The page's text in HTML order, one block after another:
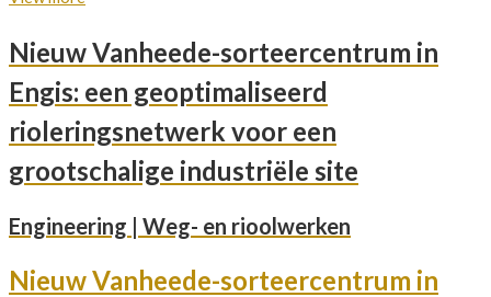
Nieuw Vanheede-sorteercentrum in
Engis: een geoptimaliseerd
rioleringsnetwerk voor een
grootschalige industriële site
Engineering | Weg- en rioolwerken
Nieuw Vanheede-sorteercentrum in